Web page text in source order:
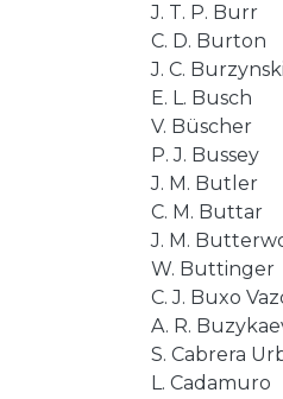
J. T. P. Burr
C. D. Burton
J. C. Burzynski
E. L. Busch
V. Büscher
P. J. Bussey
J. M. Butler
C. M. Buttar
J. M.
W. Buttinger
C. J. Buxo
A. R.
S. Cabrera
L. Cadamuro